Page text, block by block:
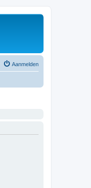
Aanmelden